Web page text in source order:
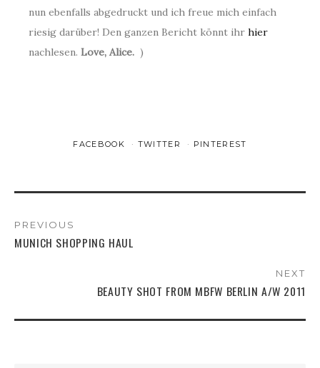
nun ebenfalls abgedruckt und ich freue mich einfach
riesig darüber! Den ganzen Bericht könnt ihr hier
nachlesen. Love, Alice. )
FACEBOOK TWITTER PINTEREST
PREVIOUS
MUNICH SHOPPING HAUL
NEXT
BEAUTY SHOT FROM MBFW BERLIN A/W 2011